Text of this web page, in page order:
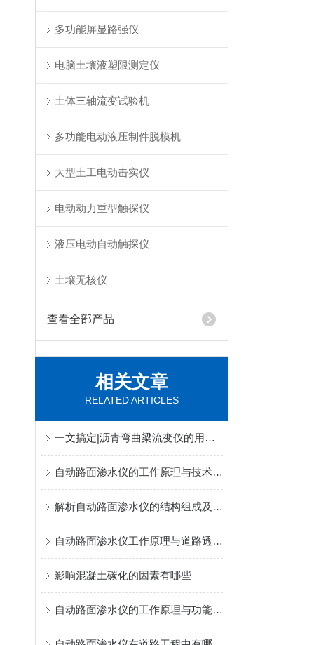
多功能屏显路强仪
电脑土壤液塑限测定仪
土体三轴流变试验机
多功能电动液压制件脱模机
大型土工电动击实仪
电动动力重型触探仪
液压电动自动触探仪
土壤无核仪
查看全部产品
相关文章
RELATED ARTICLES
一文搞定|沥青弯曲梁流变仪的用途和主要特点
自动路面渗水仪的工作原理与技术特点
解析自动路面渗水仪的结构组成及其操作使用
自动路面渗水仪工作原理与道路透水性能检测应用
影响混凝土碳化的因素有哪些
自动路面渗水仪的工作原理与功能介绍